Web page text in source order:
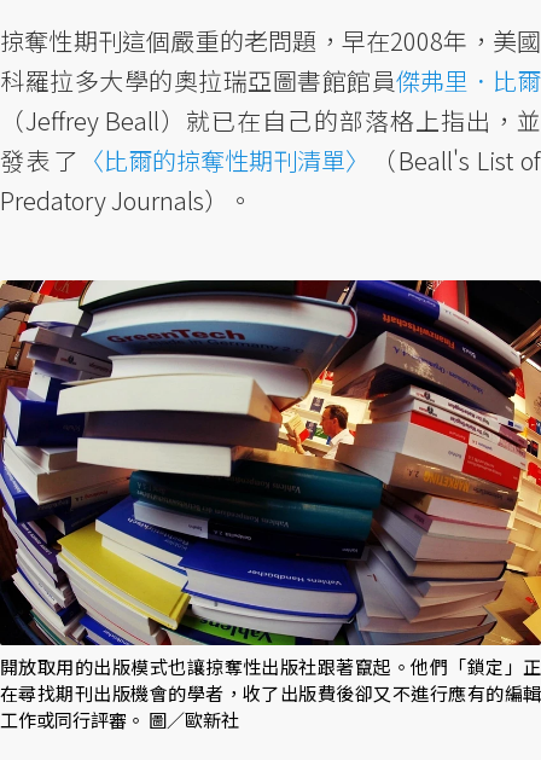
掠奪性期刊這個嚴重的老問題，早在2008年，美國
科羅拉多大學的奧拉瑞亞圖書館館員傑弗里．比爾
（Jeffrey Beall）就已在自己的部落格上指出，並
發表了 〈比爾的掠奪性期刊清單〉
（Beall's List of
Predatory Journals）。
開放取用的出版模式也讓掠奪性出版社跟著竄起。他們「鎖定」正
在尋找期刊出版機會的學者，收了出版費後卻又不進行應有的編輯
工作或同行評審。 圖／歐新社